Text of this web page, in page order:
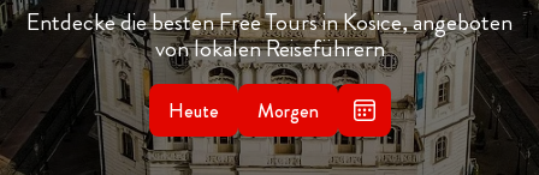
Entdecke die besten Free Tours in Kosice, angeboten
von lokalen Reiseführern
Heute Morgen